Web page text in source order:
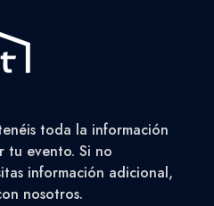
toda la información
tu evento. Si no
información adicional,
nosotros.